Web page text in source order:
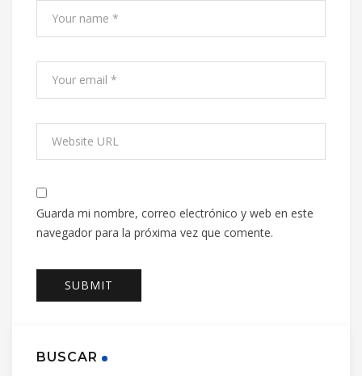
Guarda mi nombre, correo electrónico y web en este
navegador para la próxima vez que comente.
BUSCAR